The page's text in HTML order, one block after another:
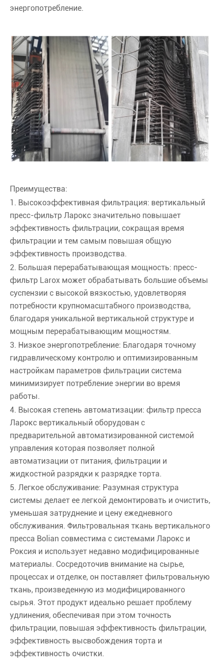
энергопотребление.
Преимущества:
1. Высокоэффективная фильтрация: вертикальный
пресс-фильтр Ларокс значительно повышает
эффективность фильтрации, сокращая время
фильтрации и тем самым повышая общую
эффективность производства.
2. Большая перерабатывающая мощность: пресс-
фильтр Larox может обрабатывать большие объемы
суспензии с высокой вязкостью, удовлетворяя
потребности крупномасштабного производства,
благодаря уникальной вертикальной структуре и
мощным перерабатывающим мощностям.
3. Низкое энергопотребление: Благодаря точному
гидравлическому контролю и оптимизированным
настройкам параметров фильтрации система
минимизирует потребление энергии во время
работы.
4. Высокая степень автоматизации: фильтр пресса
Ларокс вертикальный оборудован с
предварительной автоматизированной системой
управления которая позволяет полной
автоматизации от питания, фильтрации и
жидкостной разрядки к разрядке торта.
5. Легкое обслуживание: Разумная структура
системы делает ее легкой демонтировать и очистить,
уменьшая затруднение и цену ежедневного
обслуживания. Фильтровальная ткань вертикального
пресса Bolian совместима с системами Ларокс и
Роксия и использует недавно модифицированные
материалы. Сосредоточив внимание на сырье,
процессах и отделке, он поставляет фильтровальную
ткань, произведенную из модифицированного
сырья. Этот продукт идеально решает проблему
удлинения, обеспечивая при этом точность
фильтрации, повышая эффективность фильтрации,
эффективность высвобождения торта и
эффективность очистки.